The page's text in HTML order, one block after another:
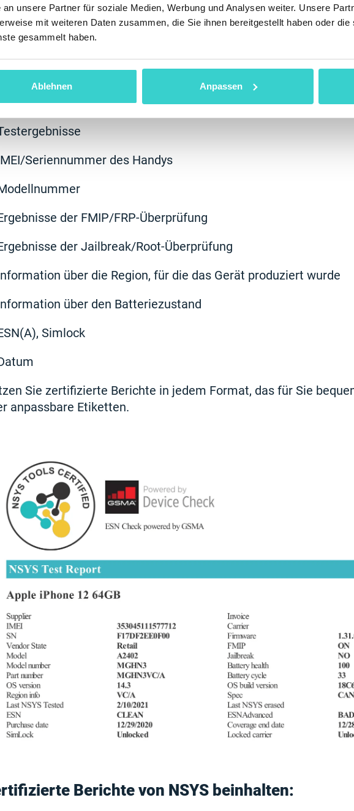
an unsere Partner für soziale Medien, Werbung und Analysen weiter. Unsere
mit weiteren Daten zusammen, die Sie ihnen bereitgestellt haben oder
gesammelt haben.
Ablehnen Anpassen
bekommen Sie mit der Zertifizierung?
Certified” ist zu einem etablierten Qualitätszeichen
Welt bekannt ist. Testberichte und Etiketten mit diesem
Handelswert und das Vertrauen zu den entsprechenden Waren.
Sie und erhalten Sie Information über alle Parameter der
Seriennummer des Handys
der FMIP/FRP-Überprüfung
der Jailbreak/Root-Überprüfung
über die Region, für die das Gerät produziert wurde
über den Batteriezustand
Simlock
Sie zertifizierte Berichte in jedem Format, das für Sie
anpassbare Etiketten.
Berichte von NSYS beinhalten: